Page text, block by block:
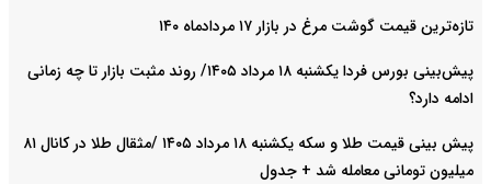
تازه‌ترین قیمت گوشت مرغ در بازار ۱۷ مردادماه ۱۴۰
پیش‌بینی بورس فردا یکشنبه ۱۸ مرداد ۱۴۰۵/ روند مثبت بازار تا چه زمانی
ادامه دارد؟
پیش‌ بینی قیمت طلا و سکه یکشنبه ۱۸ مرداد ۱۴۰۵ /مثقال طلا در کانال ۸۱
میلیون تومانی معامله شد + جدول